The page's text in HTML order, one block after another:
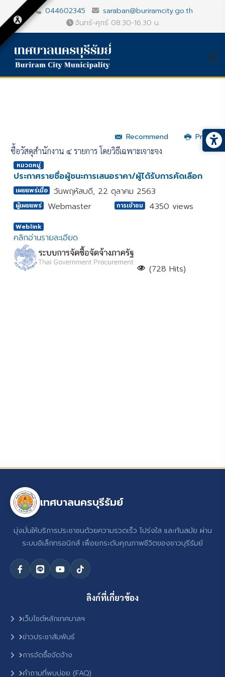
044602345
saraban@buriramcity.go.th
จันทร์-ศุกร์ 08.30-16.30 น.
Recommend
Print
ซื้อวัสดุสำนักงาน ๔ รายการ โดยวิธีเฉพาะเจาะจง
หมวดหมู่
ประกาศรายชื่อผู้ชนะการเสนอราคา/ผู้ได้รับการคัดเลือก
เผยแพร่เมื่อ วันพฤหัสบดี, 22 ตุลาคม 2563
ผู้เผยแพร่ Webmaster การเข้าชม 4350 views
Weblink
คลิกอ่านรายละเอียด
(728 Hits)
เทศบาลนครบุรีรัมย์
มุ่งมั่นให้บริการประชาชนด้วยความรวดเร็ว โปร่งใส และทันสมัย ผ่าน
ระบบอิเล็กทรอนิกส์ เพื่อยกระดับคุณภาพชีวิตของชาวบุรีรัมย์
ลิงก์ที่เกี่ยวข้อง
เว็บไซต์หลักเทศบาลฯ
ข่าวประชาสัมพันธ์
การจัดซื้อจัดจ้าง
คำถามที่พบบ่อย (FAQ)